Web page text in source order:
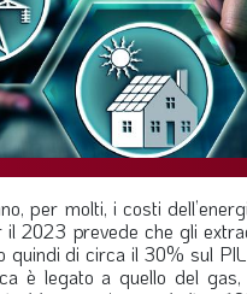
per molti, i costi
2023 prevede che gli
di circa il 30% sul
è legato a quello del